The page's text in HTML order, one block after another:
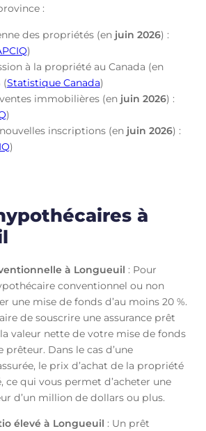
:
des propriétés (en juin 2026) :
)
à la propriété au Canada (en
(Statistique Canada)
immobilières (en juin 2026) :
)
inscriptions (en juin 2026) :
)
à
à Longueuil : Pour
conventionnel ou non
une mise de fonds d’au moins 20 %.
de souscrire une assurance prêt
valeur nette de votre mise de fonds
Dans le cas d’une
le prix d’achat de la propriété
ce qui vous permet d’acheter une
d’un million de dollars ou plus.
élevé à Longueuil : Un prêt